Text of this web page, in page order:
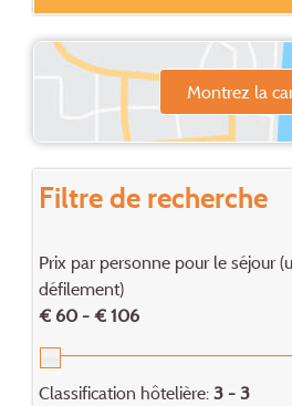
Montrez la
Filtre de recherche
Prix par personne pour le séjour
défilement)
€ 60 - € 106
Classification hôtelière: 3 - 3